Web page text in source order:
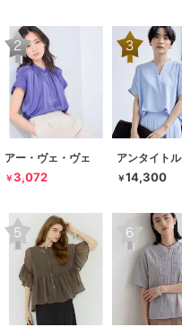
アー・ヴェ・ヴェ
￥3,072
アンタイトル
￥14,300